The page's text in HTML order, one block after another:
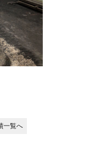
一覧へ